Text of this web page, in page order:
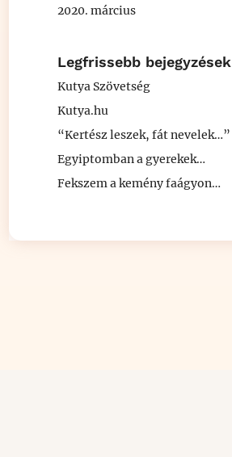
2020. március
Legfrissebb bejegyzések
Kutya Szövetség
Kutya.hu
“Kertész leszek, fát nevelek…”
Egyiptomban a gyerekek…
Fekszem a kemény faágyon…